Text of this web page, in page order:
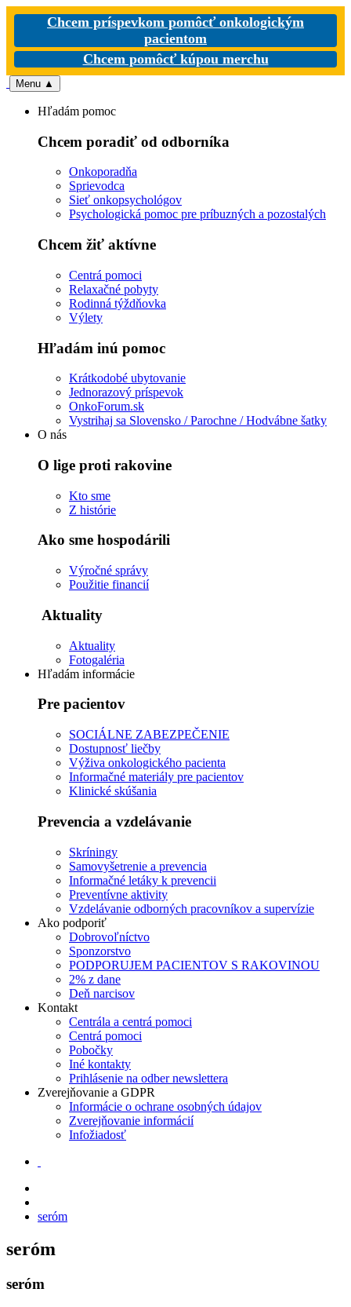
Chcem príspevkom pomôcť onkologickým
pacientom
Chcem pomôcť kúpou merchu
Menu ▲
Hľadám pomoc
Chcem poradiť od odborníka
Onkoporadňa
Sprievodca
Sieť onkopsychológov
Psychologická pomoc pre príbuzných a pozostalých
Chcem žiť aktívne
Centrá pomoci
Relaxačné pobyty
Rodinná týždňovka
Výlety
Hľadám inú pomoc
Krátkodobé ubytovanie
Jednorazový príspevok
OnkoForum.sk
Vystrihaj sa Slovensko / Parochne / Hodvábne šatky
O nás
O lige proti rakovine
Kto sme
Z histórie
Ako sme hospodárili
Výročné správy
Použitie financií
Aktuality
Aktuality
Fotogaléria
Hľadám informácie
Pre pacientov
SOCIÁLNE ZABEZPEČENIE
Dostupnosť liečby
Výživa onkologického pacienta
Informačné materiály pre pacientov
Klinické skúšania
Prevencia a vzdelávanie
Skríningy
Samovyšetrenie a prevencia
Informačné letáky k prevencii
Preventívne aktivity
Vzdelávanie odborných pracovníkov a supervízie
Ako podporiť
Dobrovoľníctvo
Sponzorstvo
PODPORUJEM PACIENTOV S RAKOVINOU
2% z dane
Deň narcisov
Kontakt
Centrála a centrá pomoci
Centrá pomoci
Pobočky
Iné kontakty
Prihlásenie na odber newslettera
Zverejňovanie a GDPR
Informácie o ochrane osobných údajov
Zverejňovanie informácií
Infožiadosť
seróm
seróm
seróm